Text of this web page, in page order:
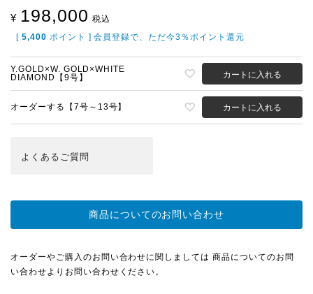
¥ 198,000 税込
[ 5,400 ポイント ] 会員登録で、ただ今3％ポイント還元
Y.GOLD×W. GOLD×WHITE
DIAMOND【9号】
カートに入れる
オーダーする【7号～13号】 カートに入れる
よくある ご質問
商品についてのお問い合わせ
オーダーやご購入のお問い合わせに関しましては 商品についてのお問
い合わせよりお問い合わせください。